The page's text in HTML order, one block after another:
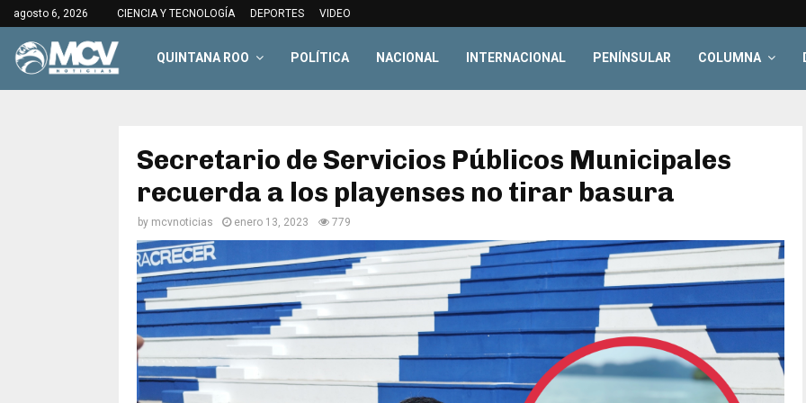
agosto 6, 2026 CIENCIA Y TECNOLOGÍA DEPORTES VIDEO
QUINTANA ROO POLÍTICA NACIONAL INTERNACIONAL PENÍNSULAR COLUMNA
Secretario de Servicios Públicos Municipales
recuerda a los playenses no tirar basura
by mcvnoticias enero 13, 2023 779